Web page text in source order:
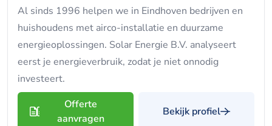
Al sinds 1996 helpen we in Eindhoven bedrijven en
huishoudens met airco-installatie en duurzame
energieoplossingen. Solar Energie B.V. analyseert
eerst je energieverbruik, zodat je niet onnodig
investeert.
Offerte
aanvragen
Bekijk profiel